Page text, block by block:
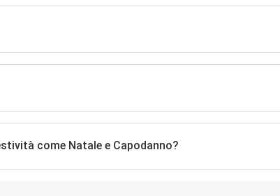
come Natale e Capodanno?